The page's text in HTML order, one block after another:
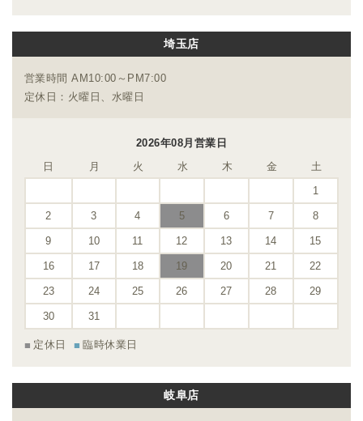
埼玉店
営業時間 AM10:00～PM7:00
定休日：火曜日、水曜日
2026年08月営業日
日
月 火 水 木 金
土
1
2 3 4 5 6 7 8
9 10 11 12 13 14 15
16 17 18 19 20 21 22
23 24 25 26 27 28 29
30 31
定休日 臨時休業日
岐阜店